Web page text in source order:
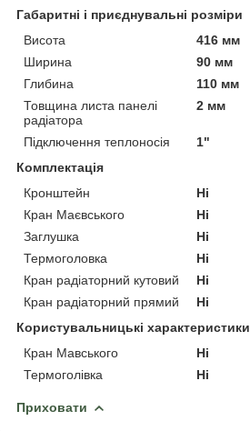
Габаритні і приєднувальні розміри
Висота
416 мм
Ширина
90 мм
Глибина
110 мм
Товщина листа панелі
радіатора
2 мм
Підключення теплоносія
1"
Комплектація
Кронштейн
Ні
Кран Маєвського
Ні
Заглушка
Ні
Термоголовка
Ні
Кран радіаторний кутовий
Ні
Кран радіаторний прямий
Ні
Користувальницькі характеристики
Кран Мавського
Ні
Термоголівка
Ні
Приховати